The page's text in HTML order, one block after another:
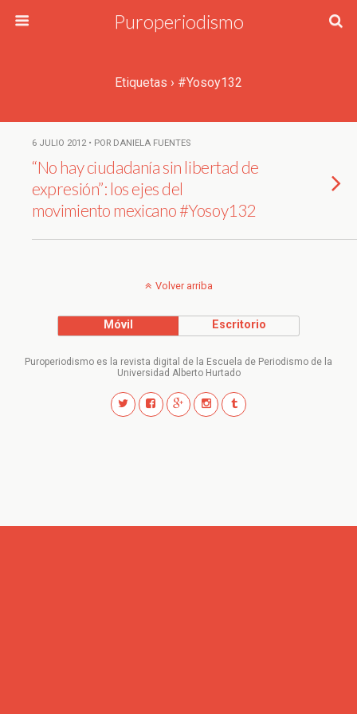
Puroperiodismo
Etiquetas › #Yosoy132
6 JULIO 2012 • POR DANIELA FUENTES
“No hay ciudadanía sin libertad de
expresión”: los ejes del
movimiento mexicano #Yosoy132
Volver arriba
Móvil Escritorio
Puroperiodismo es la revista digital de la Escuela de Periodismo de la
Universidad Alberto Hurtado